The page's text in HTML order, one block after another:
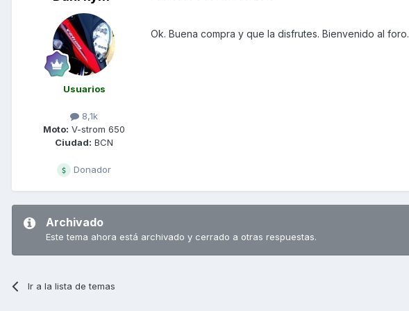
Usuarios
8,1k
Moto: V-strom 650
Ciudad: BCN
Donador
Ok. Buena compra y que la disfrutes. Bienvenido al foro.
Archivado
Este tema ahora está archivado y cerrado a otras respuestas.
Ir a la lista de temas